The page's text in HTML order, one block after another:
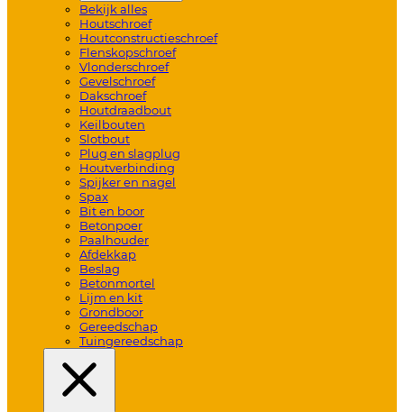
Bekijk alles
Houtschroef
Houtconstructieschroef
Flenskopschroef
Vlonderschroef
Gevelschroef
Dakschroef
Houtdraadbout
Keilbouten
Slotbout
Plug en slagplug
Houtverbinding
Spijker en nagel
Spax
Bit en boor
Betonpoer
Paalhouder
Afdekkap
Beslag
Betonmortel
Lijm en kit
Grondboor
Gereedschap
Tuingereedschap